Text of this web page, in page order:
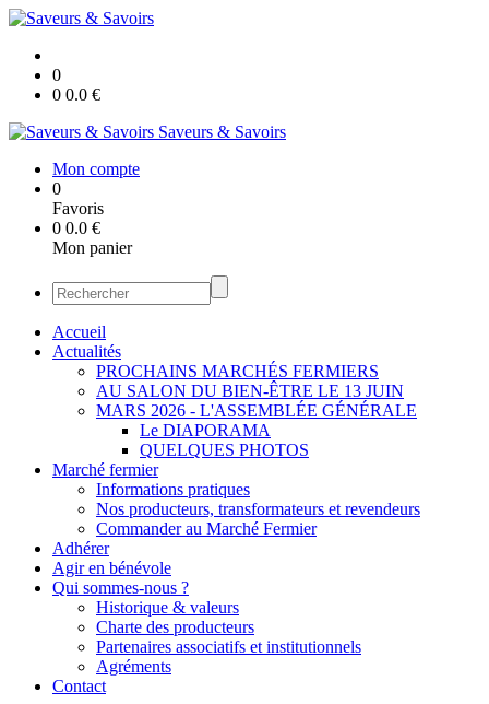
0
0 0.0 €
Saveurs & Savoirs
Mon compte
0
Favoris
0 0.0 €
Mon panier
Accueil
Actualités
PROCHAINS MARCHÉS FERMIERS
AU SALON DU BIEN-ÊTRE LE 13 JUIN
MARS 2026 - L'ASSEMBLÉE GÉNÉRALE
Le DIAPORAMA
QUELQUES PHOTOS
Marché fermier
Informations pratiques
Nos producteurs, transformateurs et revendeurs
Commander au Marché Fermier
Adhérer
Agir en bénévole
Qui sommes-nous ?
Historique & valeurs
Charte des producteurs
Partenaires associatifs et institutionnels
Agréments
Contact